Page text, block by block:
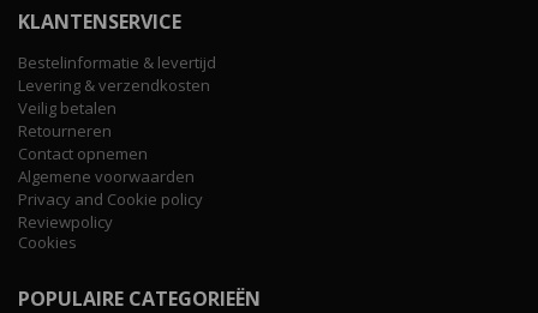
KLANTENSERVICE
Bestelinformatie & levertijd
Levering & verzendkosten
Veilig betalen
Retourneren
Contact opnemen
Algemene voorwaarden
Privacy and Cookie policy
Reviewpolicy
Cookies
POPULAIRE CATEGORIEËN